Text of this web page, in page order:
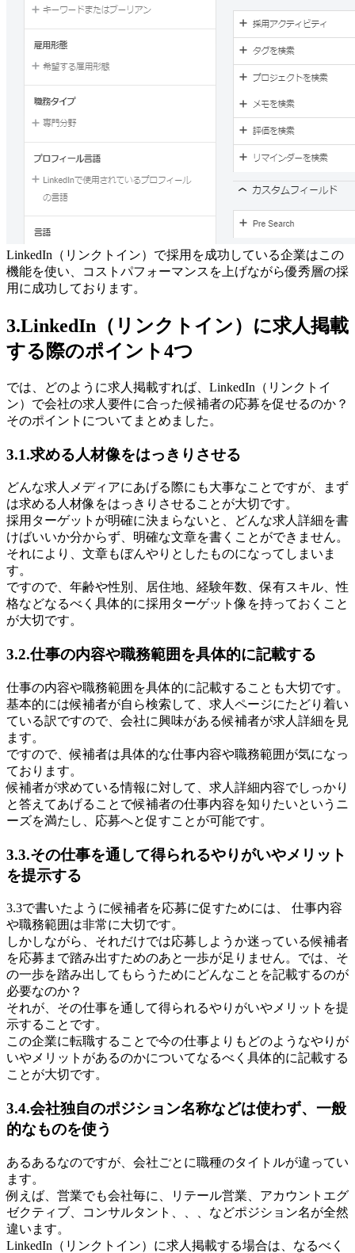
LinkedIn（リンクトイン）で採用を成功している企業はこの
機能を使い、コストパフォーマンスを上げながら優秀層の採
用に成功しております。
3.LinkedIn（リンクトイン）に求人掲載
する際のポイント4つ
では、どのように求人掲載すれば、LinkedIn（リンクトイ
ン）で会社の求人要件に合った候補者の応募を促せるのか？
そのポイントについてまとめました。
3.1.求める人材像をはっきりさせる
どんな求人メディアにあげる際にも大事なことですが、まず
は求める人材像をはっきりさせることが大切です。
採用ターゲットが明確に決まらないと、どんな求人詳細を書
けばいいか分からず、明確な文章を書くことができません。
それにより、文章もぼんやりとしたものになってしまいま
す。
ですので、年齢や性別、居住地、経験年数、保有スキル、性
格などなるべく具体的に採用ターゲット像を持っておくこと
が大切です。
3.2.仕事の内容や職務範囲を具体的に記載する
仕事の内容や職務範囲を具体的に記載することも大切です。
基本的には候補者が自ら検索して、求人ページにたどり着い
ている訳ですので、会社に興味がある候補者が求人詳細を見
ます。
ですので、候補者は具体的な仕事内容や職務範囲が気になっ
ております。
候補者が求めている情報に対して、求人詳細内容でしっかり
と答えてあげることで候補者の仕事内容を知りたいというニ
ーズを満たし、応募へと促すことが可能です。
3.3.その仕事を通して得られるやりがいやメリット
を提示する
3.3で書いたように候補者を応募に促すためには、 仕事内容
や職務範囲は非常に大切です。
しかしながら、それだけでは応募しようか迷っている候補者
を応募まで踏み出すためのあと一歩が足りません。では、そ
の一歩を踏み出してもらうためにどんなことを記載するのが
必要なのか？
それが、その仕事を通して得られるやりがいやメリットを提
示することです。
この企業に転職することで今の仕事よりもどのようなやりが
いやメリットがあるのかについてなるべく具体的に記載する
ことが大切です。
3.4.会社独自のポジション名称などは使わず、一般
的なものを使う
あるあるなのですが、会社ごとに職種のタイトルが違ってい
ます。
例えば、営業でも会社毎に、リテール営業、アカウントエグ
ゼクティブ、コンサルタント、、、などポジション名が全然
違います。
LinkedIn（リンクトイン）に求人掲載する場合は、なるべく